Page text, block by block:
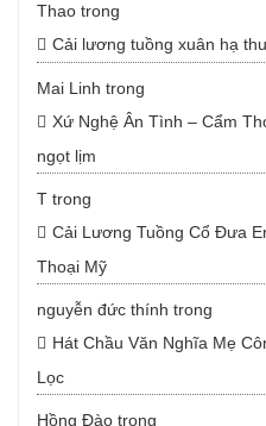
Thao trong
Cải lương tuồng xuân hạ
Mai Linh trong
Xứ Nghệ Ân Tình – Cẩm
ngọt lịm
T trong
Cải Lương Tuồng Cổ Đưa
Thoại Mỹ
nguyễn đức thính trong
Hát Chầu Văn Nghĩa Mẹ
Lọc
Hồng Đào trong